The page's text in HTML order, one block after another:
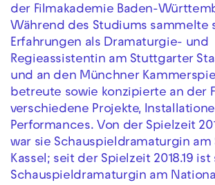
der Filmakademie Baden-
Während des Studiums sammelte
Erfahrungen als Dramaturgie- und
Regieassistentin am Stuttgarter
und an den Münchner
betreute sowie konzipierte an der
verschiedene Projekte,
Performances. Von der Spielzeit
war sie Schauspieldramaturgin am
Kassel; seit der Spielzeit 2018.19 ist
Schauspieldramaturgin am